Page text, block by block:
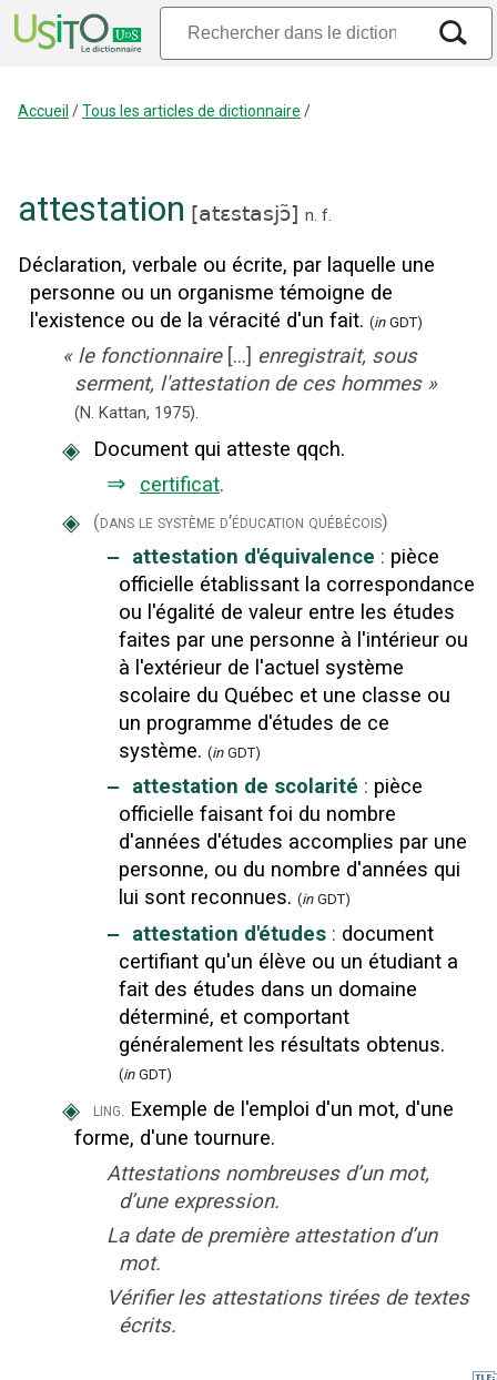
Accueil /Tous les articles de dictionnaire /
attestation [atɛstasjɔ̃] n. f.
Déclaration, verbale ou écrite, par laquelle une
personne ou un organisme témoigne de
l'existence ou de la véracité d'un fait. (in GDT)
« le fonctionnaire [...] enregistrait, sous
serment, l'attestation de ces hommes »
(N. Kattan, 1975).
◈ Document qui atteste qqch.
⇒ certificat.
◈ (dans le système d’éducation québécois)
‒ attestation d'équivalence : pièce
officielle établissant la correspondance
ou l'égalité de valeur entre les études
faites par une personne à l'intérieur ou
à l'extérieur de l'actuel système
scolaire du Québec et une classe ou
un programme d'études de ce
système. (in GDT)
‒ attestation de scolarité : pièce
officielle faisant foi du nombre
d'années d'études accomplies par une
personne, ou du nombre d'années qui
lui sont reconnues. (in GDT)
‒ attestation d'études : document
certifiant qu'un élève ou un étudiant a
fait des études dans un domaine
déterminé, et comportant
généralement les résultats obtenus.
(in GDT)
◈ ling. Exemple de l'emploi d'un mot, d'une
forme, d'une tournure.
Attestations nombreuses d’un mot,
d’une expression.
La date de première attestation d’un
mot.
Vérifier les attestations tirées de textes
écrits.